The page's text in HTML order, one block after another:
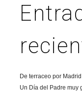
De terraceo por
Un Día del Padre muy